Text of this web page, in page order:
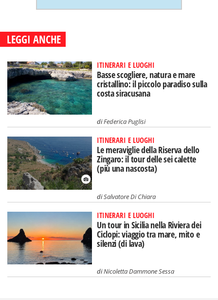
LEGGI ANCHE
ITINERARI E LUOGHI
Basse scogliere, natura e mare
cristallino: il piccolo paradiso sulla
costa siracusana
diFederica Puglisi
ITINERARI E LUOGHI
Le meraviglie della Riserva dello
Zingaro: il tour delle sei calette
(più una nascosta)
diSalvatore Di Chiara
ITINERARI E LUOGHI
Un tour in Sicilia nella Riviera dei
Ciclopi: viaggio tra mare, mito e
silenzi (di lava)
diNicoletta Dammone Sessa